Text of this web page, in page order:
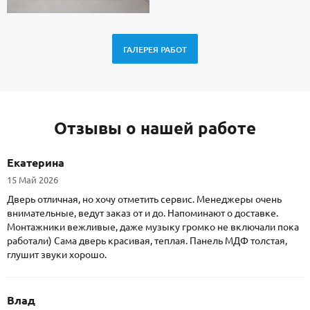
ГАЛЕРЕЯ РАБОТ
Отзывы о нашей работе
Екатерина
15 Май 2026
Дверь отличная, но хочу отметить сервис. Менеджеры очень
внимательные, ведут заказ от и до. Напоминают о доставке.
Монтажники вежливые, даже музыку громко не включали пока
работали) Сама дверь красивая, теплая. Панель МДФ толстая,
глушит звуки хорошо.
Влад